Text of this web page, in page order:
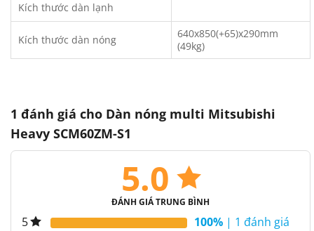
Kích thước dàn lạnh
Kích thước dàn nóng
640x850(+65)x290mm
(49kg)
1 đánh giá cho Dàn nóng multi Mitsubishi
Heavy SCM60ZM-S1
5.0
ĐÁNH GIÁ TRUNG BÌNH
5 100% | 1 đánh giá